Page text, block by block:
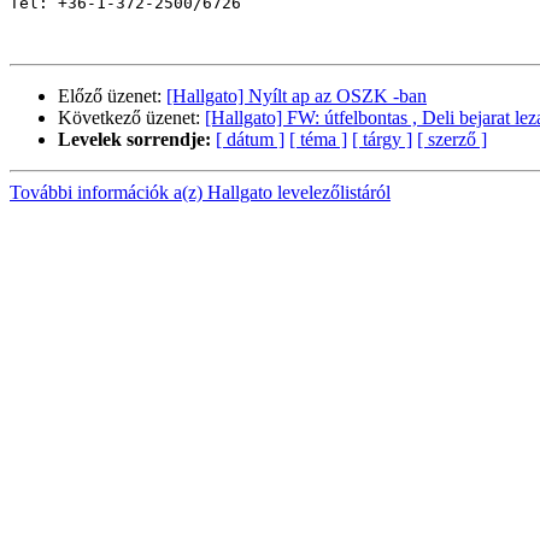
Előző üzenet: [Hallgato] Nyílt ap az OSZK -ban
Következő üzenet: [Hallgato] FW: útfelbontas , Deli bejarat
Levelek sorrendje: [ dátum ] [ téma ] [ tárgy ] [ szerző ]
További információk a(z) Hallgato levelezőlistáról